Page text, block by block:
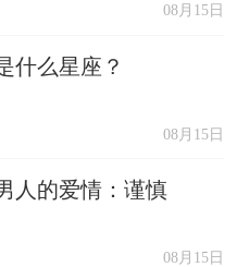
08月15日
什么星座？
08月15日
人的爱情：谨慎
08月15日